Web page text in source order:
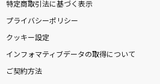
[生音]ブルーアンバー
back number
特定商取引法に基づく表示
プライバシーポリシー
クッキー設定
インフォマティブデータの取得について
ご契約方法